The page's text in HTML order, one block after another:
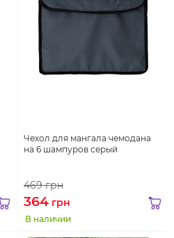
Чехол для мангала чемодана
на 6 шампуров серый
469грн
364 грн
В наличии